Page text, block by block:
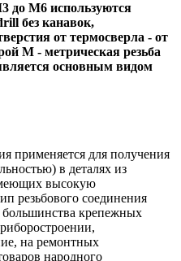
до М6 используются
без канавок,
от термосверла - от
М - метрическая резьба
основным видом
применяется для получения
в деталях из
высокую
резьбового соединения
большинства крепежных
на ремонтных
народного